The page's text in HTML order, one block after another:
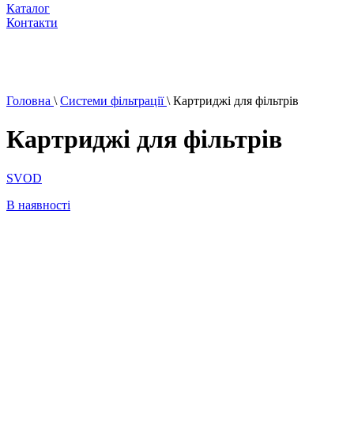
Каталог
Контакти
Головна \ Системи фільтрації\ Картриджі для фільтрів
Картриджі для фільтрів
SVOD
В наявності